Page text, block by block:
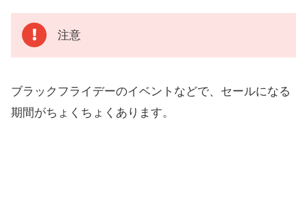
注意
ブラックフライデーのイベントなどで、セールになる
期間がちょくちょくあります。